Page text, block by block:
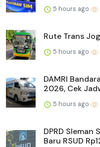
5 hours ago
Rute Trans
5 hours ago
DAMRI
2026, Cek
5 hours ago
DPRD Sleman
Baru RSUD